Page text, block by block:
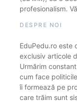
profesionalism.
DESPRE NOI
EduPedu.ro este
exclusiv articole
Urmărim
cum face
îi formează pe
care trăim sunt